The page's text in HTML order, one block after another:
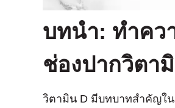
บทนํา: ทําคว
ช่องปากวิตา
วิตามิน D มีบทบาทสําคัญใ